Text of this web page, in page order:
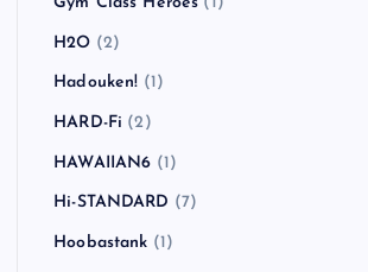
H2O (2)
Hadouken! (1)
HARD-Fi (2)
HAWAIIAN6 (1)
Hi-STANDARD (7)
Hoobastank (1)